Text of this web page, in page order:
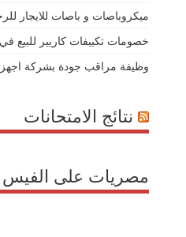
ميكروباصات و باصات للايجار
خصومات تكييفات كاريير للبيع
وظيفة مراقب جودة بشركة
نتائج الامتحانات
مصريات على